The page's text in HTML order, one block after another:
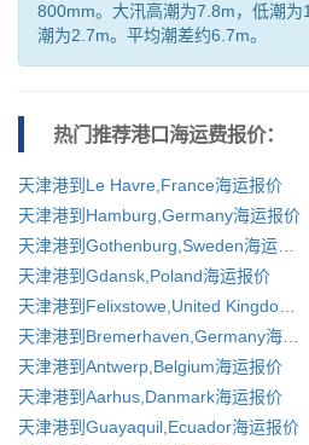
800mm。大汛高潮为7.8m，低潮
潮为2.7m。平均潮差约6.7m。
热门推荐港口海运费报价：
天津港到Le Havre,France海运报价
天津港到Hamburg,Germany海运报价
天津港到Gdansk,Poland海运报价
天津港到Antwerp,Belgium海运报价
天津港到Aarhus,Danmark海运报价
天津港到Guayaquil,Ecuador海运报价